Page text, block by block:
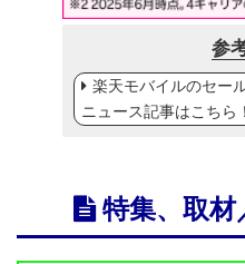
参
楽天モバイルのセー
ニュース記事はこちら！
特集、取